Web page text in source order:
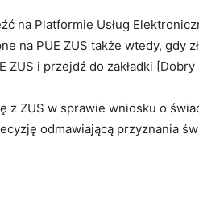
na Platformie Usług
na PUE ZUS także wtedy,
ZUS i przejdź do zakładki
z ZUS w sprawie wniosku o
odmawiającą przyznania